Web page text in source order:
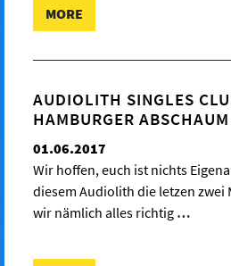
MORE
AUDIOLITH SINGLES
HAMBURGER
01.06.2017
Wir hoffen, euch ist nichts
diesem Audiolith die letzen zwei
wir nämlich alles richtig …